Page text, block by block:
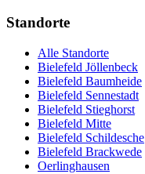
Standorte
Alle Standorte
Bielefeld Jöllenbeck
Bielefeld Baumheide
Bielefeld Sennestadt
Bielefeld Stieghorst
Bielefeld Mitte
Bielefeld Schildesche
Bielefeld Brackwede
Oerlinghausen